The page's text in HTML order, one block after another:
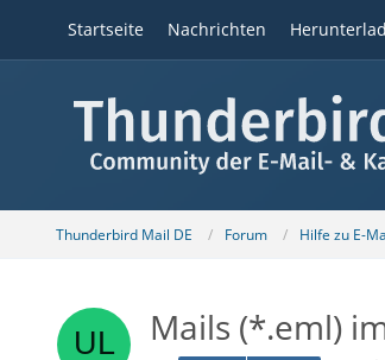
Startseite Nachrichten
Thunderbird Mail DE Forum Hilfe zu E-
Mails (*.eml)